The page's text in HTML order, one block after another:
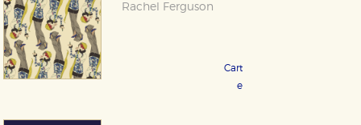
Rachel Ferguson
Cartoné 19,95 €
eBook 9,99 €